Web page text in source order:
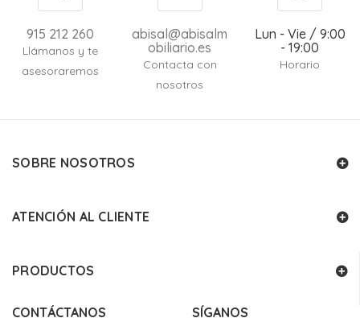
915 212 260
Llámanos y te
asesoraremos
abisal@abisalm
obiliario.es
Contacta con
nosotros
Lun - Vie / 9:00
- 19:00
Horario
SOBRE NOSOTROS
ATENCIÓN AL CLIENTE
PRODUCTOS
CONTÁCTANOS SÍGANOS